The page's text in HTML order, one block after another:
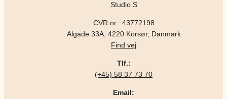
Studio S
CVR nr.: 43772198
Algade 33A, 4220 Korsør, Danmark
Find vej
Tlf.:
(+45) 58 37 73 70
Email: